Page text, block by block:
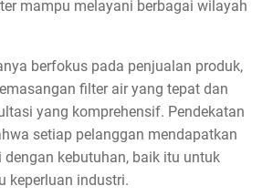
mampu melayani berbagai wilayah
berfokus pada penjualan produk,
filter air yang tepat dan
yang komprehensif. Pendekatan
setiap pelanggan mendapatkan
dengan kebutuhan, baik itu untuk
keperluan industri.